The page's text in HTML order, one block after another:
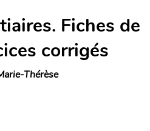
Fiches de
corrigés
Thérèse